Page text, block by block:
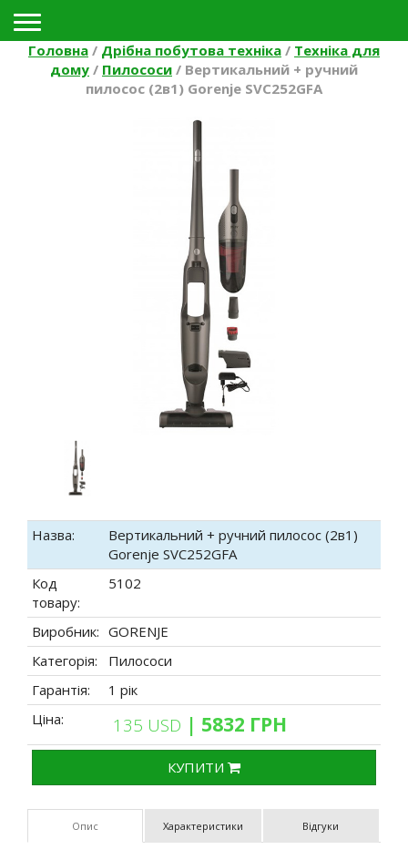
Головна / Дрібна побутова техніка / Техніка для
дому / Пилососи / Вертикальний + ручний
пилосос (2в1) Gorenje SVC252GFA
Назва:
Вертикальний + ручний пилосос (2в1)
Gorenje SVC252GFA
Код
товару:
5102
Виробник: GORENJE
Категорія:
Пилососи
Гарантія:
1 рік
Ціна:
135 USD | 5832 ГРН
КУПИТИ
Опис Характеристики Відгуки